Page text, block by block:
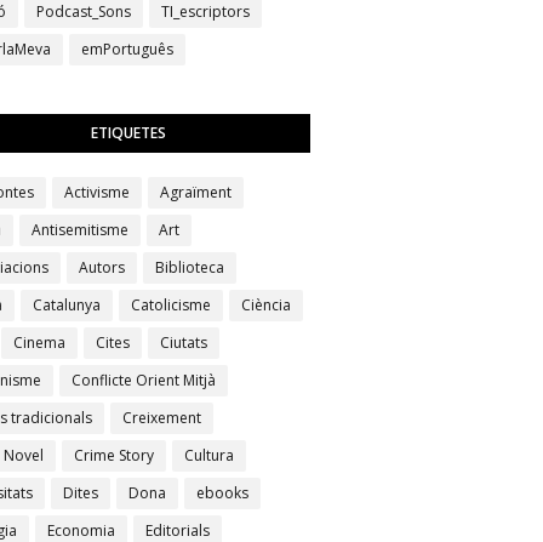
Podcast_Sons
TI_escriptors
emPortuguês
ETIQUETES
Activisme
Agraïment
Antisemitisme
Art
Autors
Biblioteca
Catalunya Catolicisme
Ciència
Cinema Cites
Ciutats
Conflicte Orient Mitjà
tradicionals
Creixement
Novel
Crime Story
Cultura
Dites Dona
ebooks
Economia
Editorials